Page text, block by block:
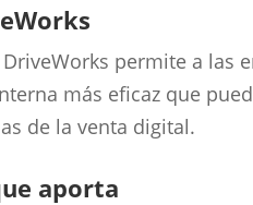
permite a las
más eficaz que
de la venta digital.
aporta